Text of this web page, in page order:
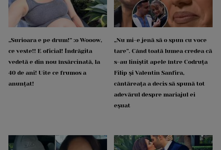
„Surioara e pe drum!” :o Wooow,
ce veste!! E oficial! Îndrăgita
vedetă e din nou însărcinată, la
40 de ani! Uite ce frumos a
anunțat!
„Nu mi-e jenă să o spun cu voce
tare”. Când toată lumea credea că
s-au liniștit apele între Codruța
Filip și Valentin Sanfira,
cântăreața a decis să spună tot
adevărul despre mariajul ei
eșuat